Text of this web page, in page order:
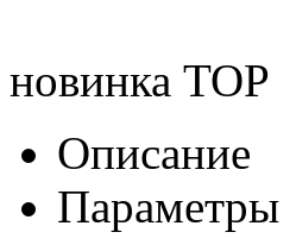
новинка TOP
Описание
Параметры